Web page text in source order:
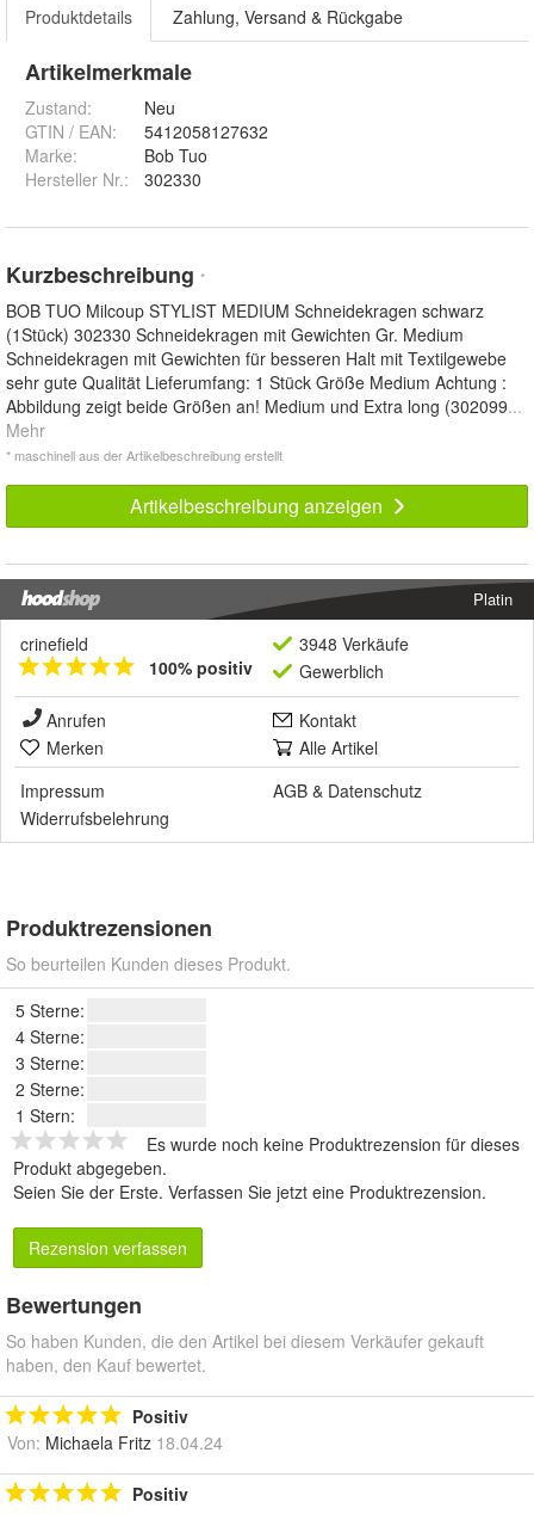
Produktdetails Zahlung, Versand & Rückgabe
Artikelmerkmale
Zustand:
Neu
GTIN / EAN:
5412058127632
Marke:
Bob Tuo
Hersteller Nr.:
302330
Kurzbeschreibung *
BOB TUO Milcoup STYLIST MEDIUM Schneidekragen schwarz
(1Stück) 302330 Schneidekragen mit Gewichten Gr. Medium
Schneidekragen mit Gewichten für besseren Halt mit Textilgewebe
sehr gute Qualität Lieferumfang: 1 Stück Größe Medium Achtung :
Abbildung zeigt beide Größen an! Medium und Extra long (302099...
Mehr
* maschinell aus der Artikelbeschreibung erstellt
Artikelbeschreibung anzeigen
Platin
crinefield
100% positiv
3948 Verkäufe
Gewerblich
Anrufen
Kontakt
Merken
Alle Artikel
Impressum
AGB & Datenschutz
Widerrufsbelehrung
Produktrezensionen
So beurteilen Kunden dieses Produkt.
5 Sterne:
4 Sterne:
3 Sterne:
2 Sterne:
1 Stern:
Es wurde noch keine Produktrezension für dieses
Produkt abgegeben.
Seien Sie der Erste. Verfassen Sie jetzt eine Produktrezension.
Rezension verfassen
Bewertungen
So haben Kunden, die den Artikel bei diesem Verkäufer gekauft
haben, den Kauf bewertet.
Positiv
Von: Michaela Fritz 18.04.24
Positiv